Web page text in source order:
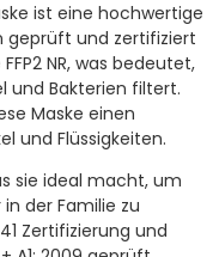
ist eine hochwertige
geprüft und zertifiziert
NR, was bedeutet,
und Bakterien filtert.
Maske einen
und Flüssigkeiten.
sie ideal macht, um
der Familie zu
Zertifizierung und